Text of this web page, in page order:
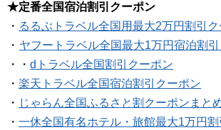
★定番全国宿泊割引クーポン
・ るるぶトラベル全国用最大2万円割引
・ ヤフートラベル全国最大1万円宿泊割
・・ dトラベル全国割引クーポン
・ 楽天トラベル全国宿泊割引クーポン
・ じゃらん全国ふるさと割クーポンまと
・ 一休全国有名ホテル・旅館最大1万円